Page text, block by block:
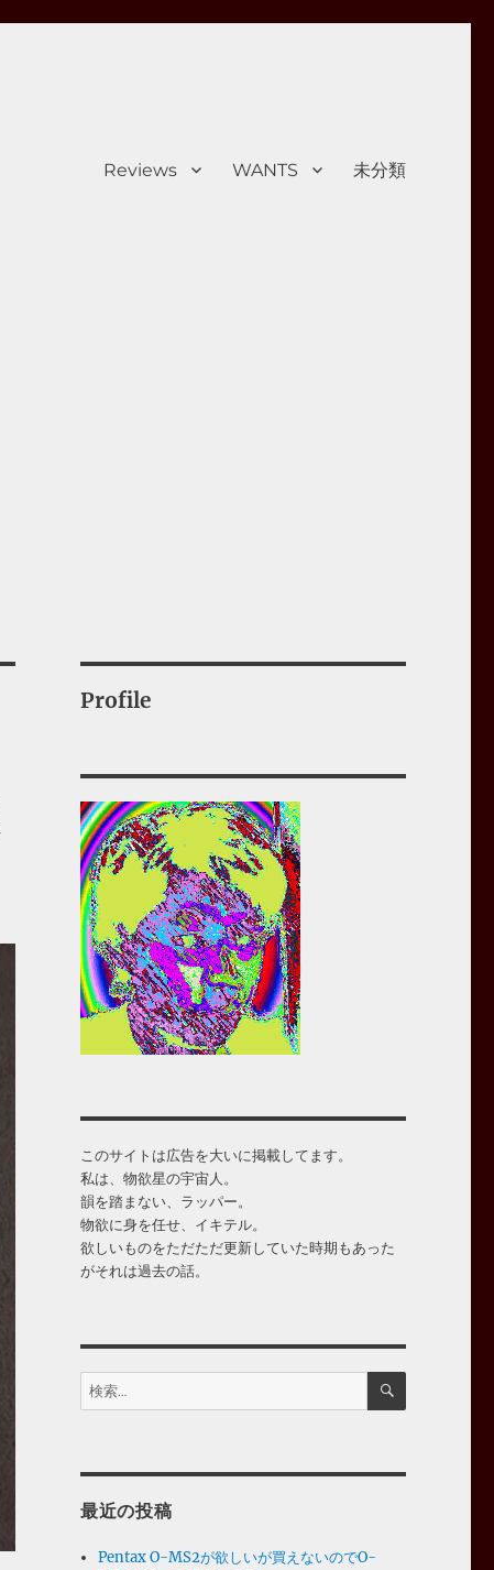
Reviews WANTS 未分類
Profile
このサイトは広告を大いに掲載してます。
私は、物欲星の宇宙人。
韻を踏まない、ラッパー。
物欲に身を任せ、イキテル。
欲しいものをただただ更新していた時期もあった
がそれは過去の話。
検
索:
検
最近の投稿
Pentax O-MS2が欲しいが買えないのでO-